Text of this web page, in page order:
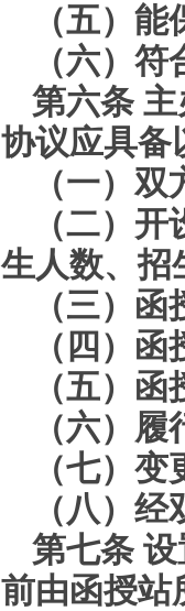
（五）
（六）
第六条
协议应具备
（一）
（二）
生人数、招
（三）
（四）
（五）
（六）
（七）
（八）
第七条
前由函授站